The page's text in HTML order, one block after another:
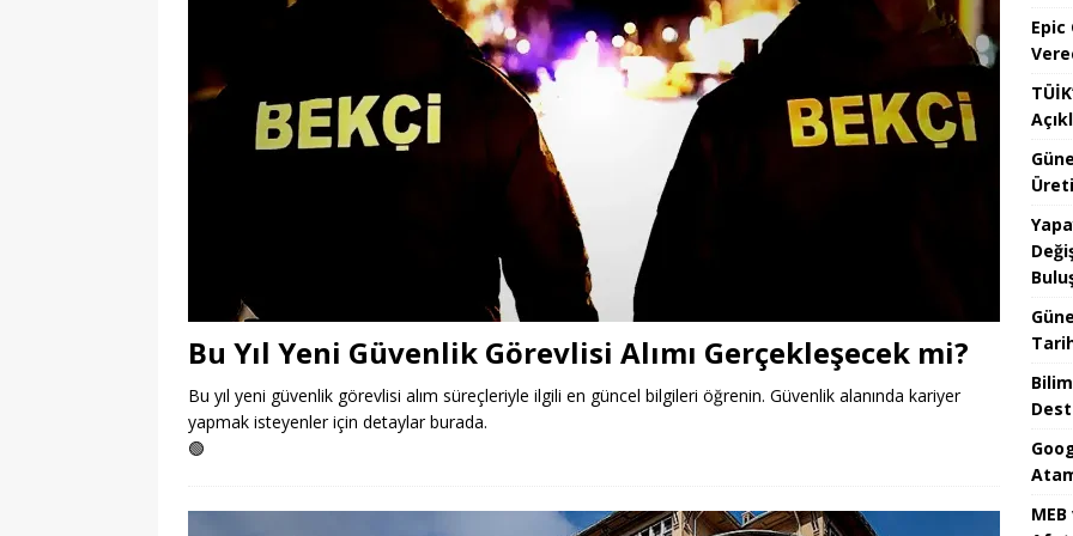
Bu Yıl Yeni Güvenlik Görevlisi Alımı Gerçekleşecek mi?
Bu yıl yeni güvenlik görevlisi alım süreçleriyle ilgili en güncel bilgileri öğrenin. Güvenlik alanında kariyer
yapmak isteyenler için detaylar burada.
🟢
Epic